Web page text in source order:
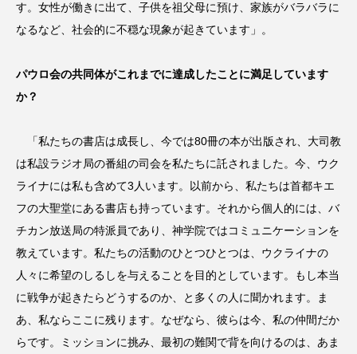
す。女性が働きに出て、子供を祖父母に預け、家族がバラバラに
なるなど、社会的に不穏な現象が起きています」。
パウロ会の共同体がこれまでに達成したことに満足しています
か？
「私たちの書店は成長し、今では80冊の本が出版され、大司教
は私設ラジオ局の番組の司会を私たちに託されました。今、ウク
ライナには私も含めて3人います。以前から、私たちは首都キエ
フの大聖堂にある書店も持っています。それから個人的には、バ
チカン放送局の特派員であり、神学院ではコミュニケーションを
教えています。私たちの活動のひとつひとつは、ウクライナの
人々に希望のしるしを与えることを目的としています。もし本当
に戦争が起きたらどうするのか、と多くの人に聞かれます。ま
あ、私ならここに残ります。なぜなら、彼らは今、私の仲間だか
らです。ミッションに挑み、最初の難関で背を向けるのは、あま